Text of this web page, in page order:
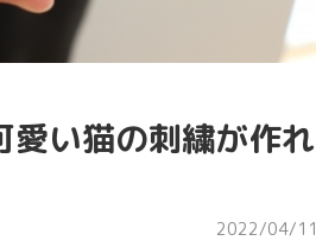
愛い猫の刺繍が作れ
2022/04/11